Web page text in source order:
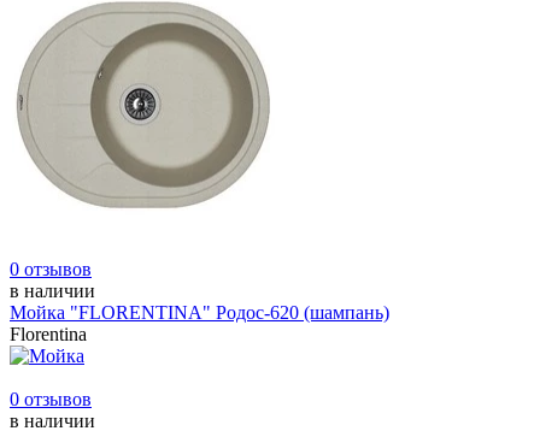
0 отзывов
в наличии
Мойка "FLORENTINA" Родос-620 (шампань)
Florentina
0 отзывов
в наличии